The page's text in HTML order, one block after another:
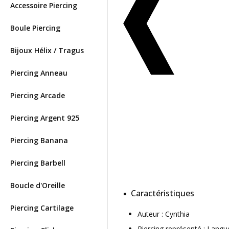
Accessoire Piercing
Boule Piercing
Bijoux Hélix / Tragus
Piercing Anneau
Piercing Arcade
Piercing Argent 925
Piercing Banana
Piercing Barbell
Boucle d'Oreille
Piercing Cartilage
Caractéristiques
Auteur : Cynthia